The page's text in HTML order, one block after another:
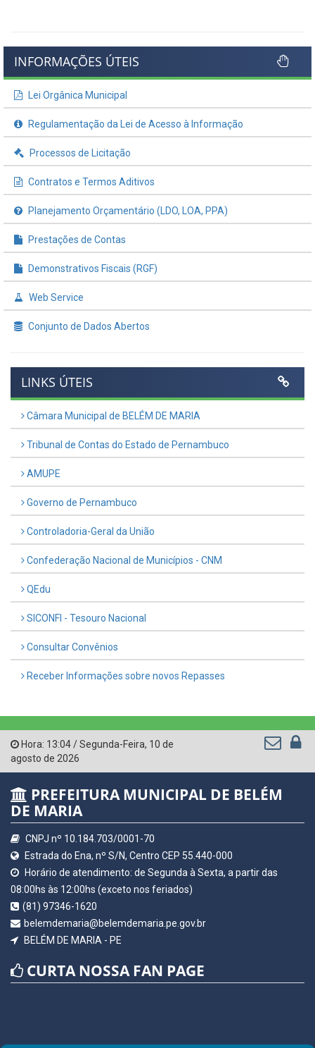
INFORMAÇÕES ÚTEIS
Lei Orgânica Municipal
Regulamentação da Lei de Acesso à Informação
Processos de Licitação
Contratos e Termos Aditivos
Planejamento Orçamentário (LDO, LOA, PPA)
Prestações de Contas
Demonstrativos Fiscais (RGF)
Web Service
Conjunto de Dados Abertos
LINKS ÚTEIS
Câmara Municipal de BELÉM DE MARIA
Tribunal de Contas do Estado de Pernambuco
AMUPE
Governo de Pernambuco
Controladoria-Geral da União
Confederação Nacional de Municípios - CNM
QEdu
SICONFI - Tesouro Nacional
Consultar Convênios
Receber Informações sobre novos Repasses
Hora: 13:04/Segunda-Feira, 10 de
agosto de 2026
PREFEITURA MUNICIPAL DE BELÉM
DE MARIA
CNPJ nº 10.184.703/0001-70
Estrada do Ena, nº S/N, Centro CEP 55.440-000
Horário de atendimento: de Segunda à Sexta, a partir das
08:00hs às 12:00hs (exceto nos feriados)
(81) 97346-1620
belemdemaria@belemdemaria.pe.gov.br
BELÉM DE MARIA - PE
CURTA NOSSA FAN PAGE